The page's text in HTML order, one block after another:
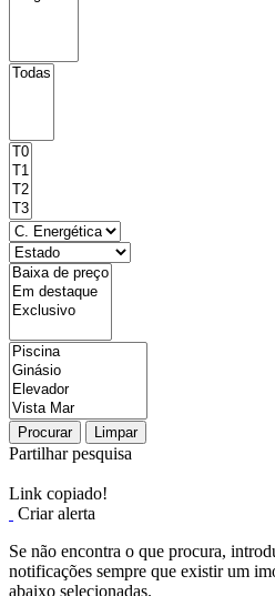
Procurar Limpar
Partilhar pesquisa
Link copiado!
Criar alerta
Se não encontra o que procura,
notificações sempre que existir um
abaixo selecionadas.